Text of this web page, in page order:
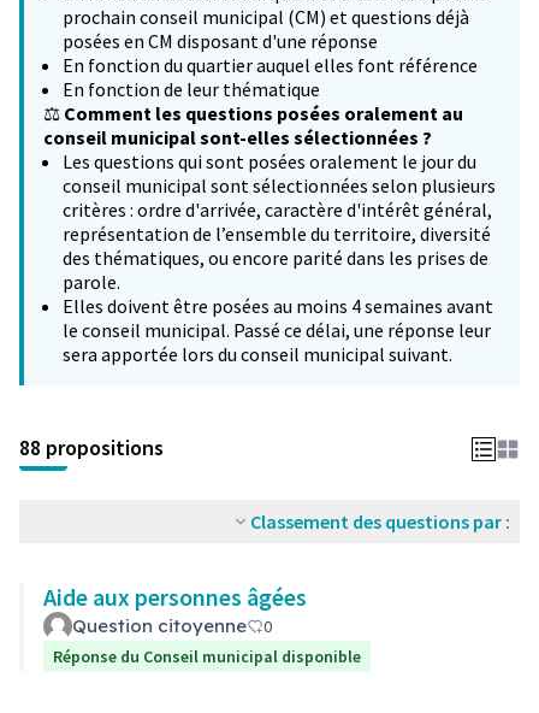
prochain conseil municipal (CM) et questions déjà
posées en CM disposant d'une réponse
En fonction du quartier auquel elles font référence
En fonction de leur thématique
⚖️ Comment les questions posées oralement au
conseil municipal sont-elles sélectionnées ?
Les questions qui sont posées oralement le jour du
conseil municipal sont sélectionnées selon plusieurs
critères : ordre d'arrivée, caractère d'intérêt général,
représentation de l’ensemble du territoire, diversité
des thématiques, ou encore parité dans les prises de
parole.
Elles doivent être posées au moins 4 semaines avant
le conseil municipal. Passé ce délai, une réponse leur
sera apportée lors du conseil municipal suivant.
88 propositions
Classement des questions par :
Aide aux personnes âgées
Question citoyenne
0
Réponse du Conseil municipal disponible